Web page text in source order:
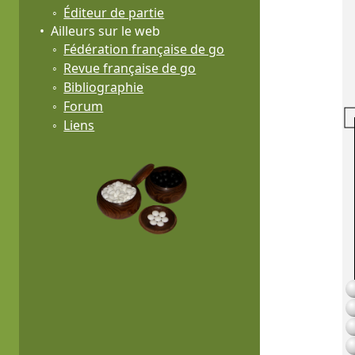
Éditeur de partie
Ailleurs sur le web
Fédération française de go
Revue française de go
Bibliographie
Forum
Liens